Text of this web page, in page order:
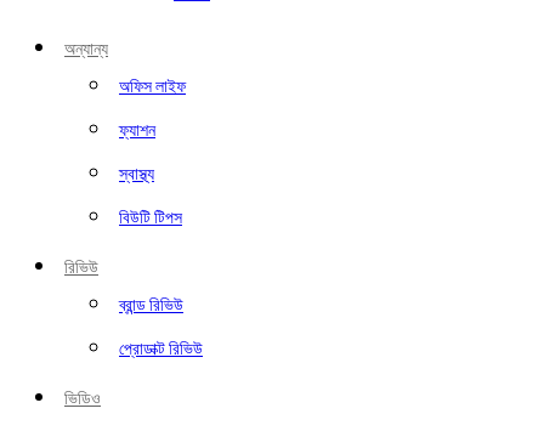
অন্যান্য
অফিস লাইফ
ফ্যাশন
স্বাস্থ্য
বিউটি টিপস
রিভিউ
ব্রান্ড রিভিউ
প্রোডাক্ট রিভিউ
ভিডিও